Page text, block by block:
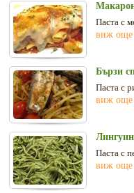
Паста с
виж още
Бързи
Паста с
виж още
Паста с
виж още